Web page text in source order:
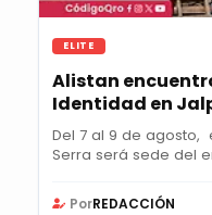
ELITE
Alistan
Identidad en
Del 7 al 9 de agosto,
Serra será sede del
PorREDACCIÓN